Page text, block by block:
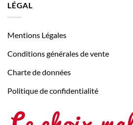
LÉGAL
Mentions Légales
Conditions générales de vente
Charte de données
Politique de confidentialité